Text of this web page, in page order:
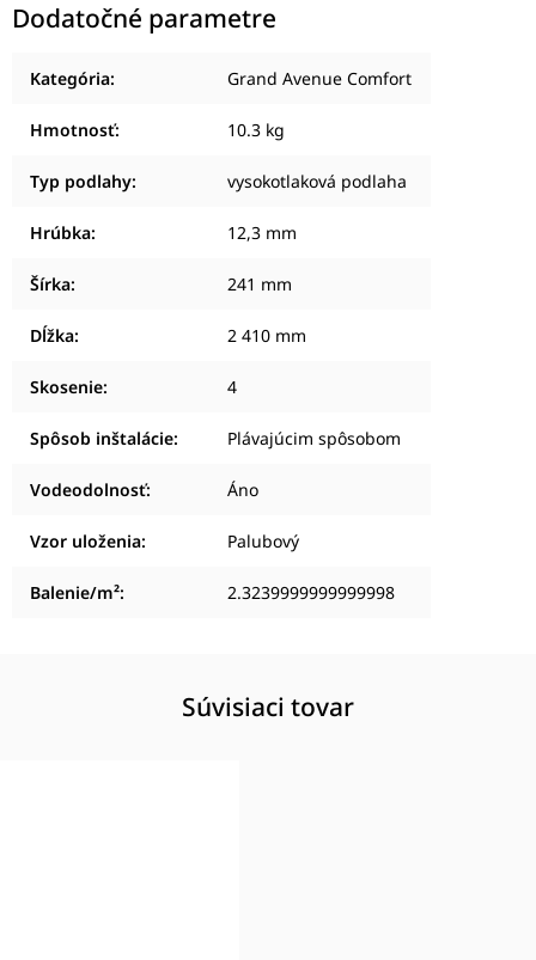
Dodatočné parametre
Kategória: Grand Avenue Comfort
Hmotnosť: 10.3 kg
Typ podlahy: vysokotlaková podlaha
Hrúbka: 12,3 mm
Šírka: 241 mm
Dĺžka: 2 410 mm
Skosenie: 4
Spôsob inštalácie: Plávajúcim spôsobom
Vodeodolnosť: Áno
Vzor uloženia: Palubový
Balenie/m²: 2.3239999999999998
Súvisiaci tovar